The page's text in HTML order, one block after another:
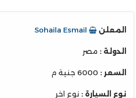
المعلن
الدولة : مصر
السعر : 6000 جنية م
نوع السيارة : نوع اخر